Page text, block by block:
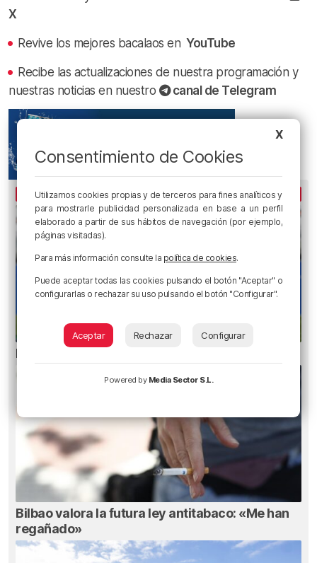
X
Revive los mejores bacalaos en YouTube
Recibe las actualizaciones de nuestra programación y
nuestras noticias en nuestro
canal de Telegram
LO MÁS ESCUCHADO
Erik Morán: «Bielsa era especial»
Bilbao valora la futura ley antitabaco: «Me han
regañado»
X
Consentimiento de Cookies
Utilizamos cookies propias y de terceros para fines analíticos y
para mostrarle publicidad personalizada en base a un perfil
elaborado a partir de sus hábitos de navegación (por ejemplo,
páginas visitadas).
Para más información consulte la política de cookies.
Puede aceptar todas las cookies pulsando el botón "Aceptar" o
configurarlas o rechazar su uso pulsando el botón "Configurar".
Aceptar Rechazar Configurar
Powered by Media Sector S.L.